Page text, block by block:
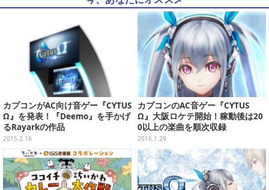
カプコンがAC向け音ゲー『CYTUS
Ω』を発表！『Deemo』を手かげ
るRayarkの作品
2015.2.16
カプコンのAC音ゲー『CYTUS
Ω』大阪ロケテ開始！稼動後は20
0以上の楽曲を順次収録
2016.1.29